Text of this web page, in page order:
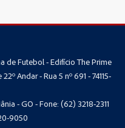
de Futebol - Edifício The Prime
Andar - Rua 5 nº 691 - 74115-
- GO - Fone: (62) 3218-2311
9050